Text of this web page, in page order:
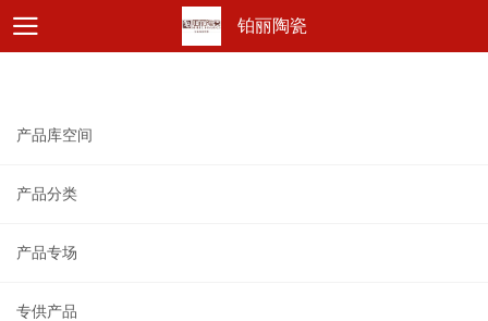
铂丽陶瓷
产品库空间
产品分类
产品专场
专供产品